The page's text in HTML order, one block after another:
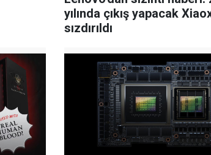
yılında çıkış yapacak
sızdırıldı